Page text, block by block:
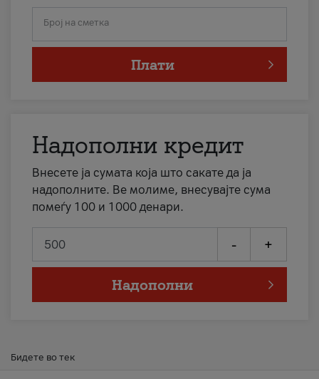
Број на сметка
Плати
Надополни кредит
Внесете ја сумата која што сакате да ја
надополните. Ве молиме, внесувајте сума
помеѓу 100 и 1000 денари.
- +
Надополни
Бидете во тек